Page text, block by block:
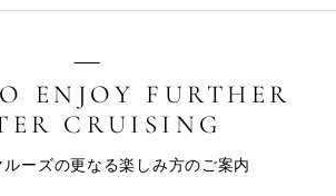
ルーズの更なる楽しみ方のご案内